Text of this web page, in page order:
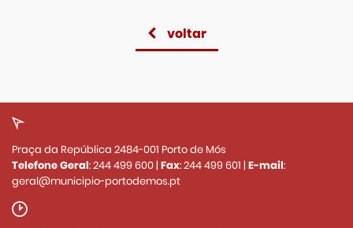
voltar
Praça da República 2484-001 Porto de Mós
Telefone Geral:244 499 600| Fax:244 499 601 | E-mail:
geral@municipio-portodemos.pt